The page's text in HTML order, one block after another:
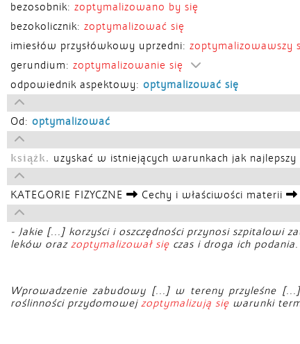
bezosobnik: zoptymalizowano by się
bezokolicznik: zoptymalizować się
imiesłów przysłówkowy uprzedni: zoptymalizowawszy
gerundium: zoptymalizowanie się
odpowiednik aspektowy: optymalizować się
Od: optymalizować
książk. uzyskać w istniejących warunkach jak
KATEGORIE FIZYCZNE Cechy i właściwości materii
- Jakie [...] korzyści i oszczędności przynosi szpitalowi
leków oraz zoptymalizował się czas i droga ich podania.
Wprowadzenie zabudowy [...] w tereny przyleśne
roślinności przydomowej zoptymalizują się warunki